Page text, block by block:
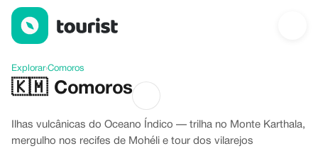
Descubra Comoros
Explorar›Comoros
🇰🇲 Comoros
Ilhas vulcânicas do Oceano Índico — trilha no Monte Karthala,
mergulho nos recifes de Mohéli e tour dos vilarejos